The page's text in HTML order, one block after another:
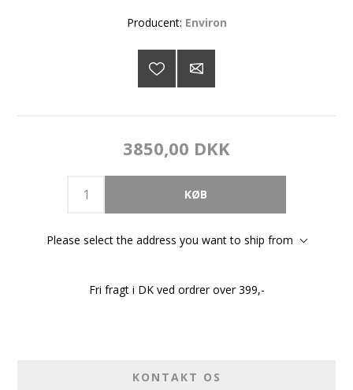
Producent: Environ
3850,00 DKK
Please select the address you want to ship from
Fri fragt i DK ved ordrer over 399,-
KONTAKT OS